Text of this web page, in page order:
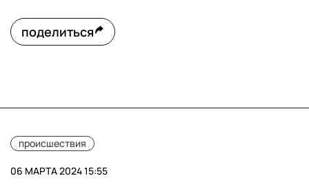
поделиться
происшествия
06 МАРТА 2024 15:55